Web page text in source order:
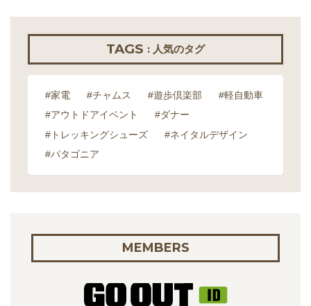
TAGS : 人気のタグ
#家電 #チャムス #遊歩倶楽部
#軽自動車
#アウトドアイベント
#ダナー
#トレッキングシューズ
#ネイタルデザイン
#パタゴニア
MEMBERS